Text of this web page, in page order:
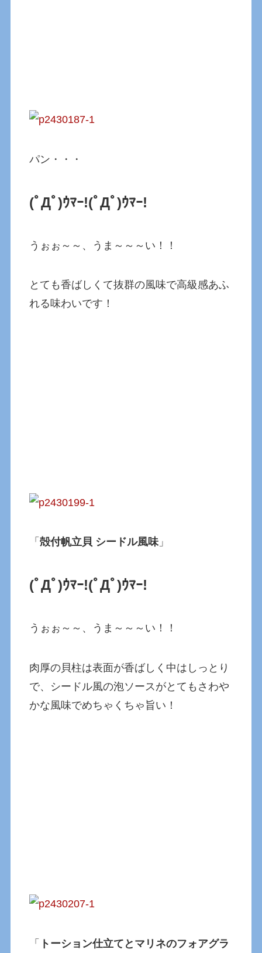
パン・・・
(ﾟДﾟ)ｳﾏｰ!(ﾟДﾟ)ｳﾏｰ!
うぉぉ～～、うま～～～い！！
とても香ばしくて抜群の風味で高級感あふ
れる味わいです！
「殻付帆立貝 シードル風味」
(ﾟДﾟ)ｳﾏｰ!(ﾟДﾟ)ｳﾏｰ!
うぉぉ～～、うま～～～い！！
肉厚の貝柱は表面が香ばしく中はしっとり
で、シードル風の泡ソースがとてもさわや
かな風味でめちゃくちゃ旨い！
「
トーション仕立てとマリネのフォアグラ